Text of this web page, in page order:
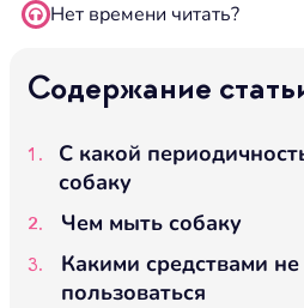
Нет времени читать?
Содержание
С какой
собаку
Чем мыть собаку
Какими средствами не
пользоваться